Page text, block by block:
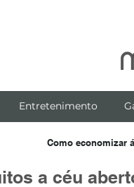
Entretenimento
Como economizar
a céu